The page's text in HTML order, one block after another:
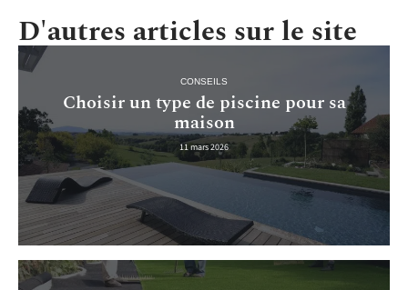
D'autres articles sur le site
CONSEILS
Choisir un type de piscine pour sa
maison
11 mars 2026